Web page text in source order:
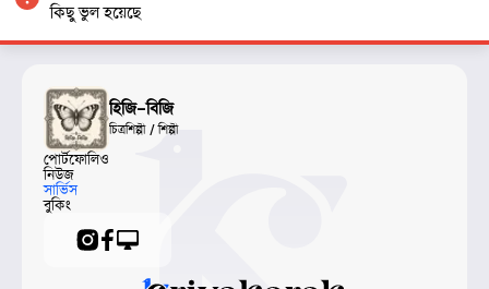
হিজি-বিজি
চিত্রশিল্পী / শিল্পী
পোর্টফোলিও
নিউজ
সার্ভিস
বুকিং
কিছু ভুল হয়েছে